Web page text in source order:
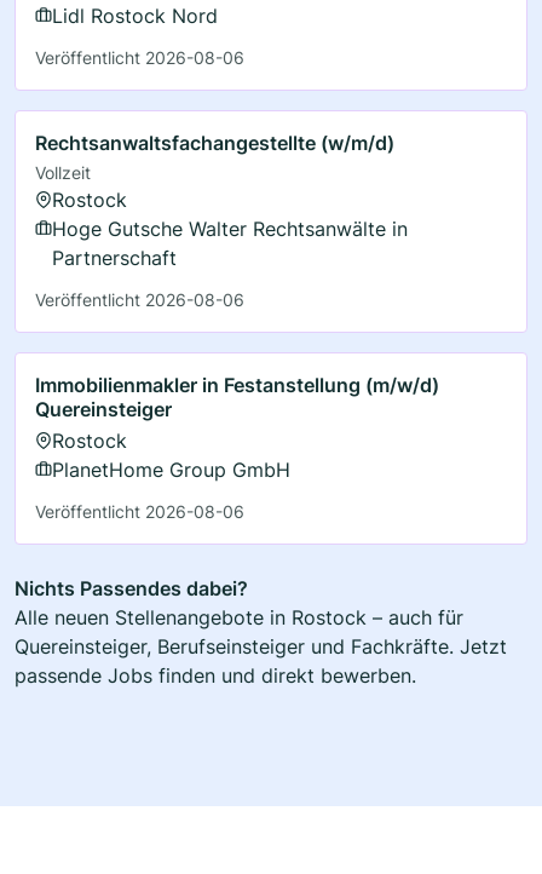
Lidl Rostock Nord
Veröffentlicht 2026-08-06
Rechtsanwaltsfachangestellte (w/m/d)
Vollzeit
Rostock
Hoge Gutsche Walter Rechtsanwälte in
Partnerschaft
Veröffentlicht 2026-08-06
Immobilienmakler in Festanstellung (m/w/d)
Quereinsteiger
Rostock
PlanetHome Group GmbH
Veröffentlicht 2026-08-06
Nichts Passendes dabei?
Alle neuen Stellenangebote in Rostock – auch für
Quereinsteiger, Berufseinsteiger und Fachkräfte. Jetzt
passende Jobs finden und direkt bewerben.